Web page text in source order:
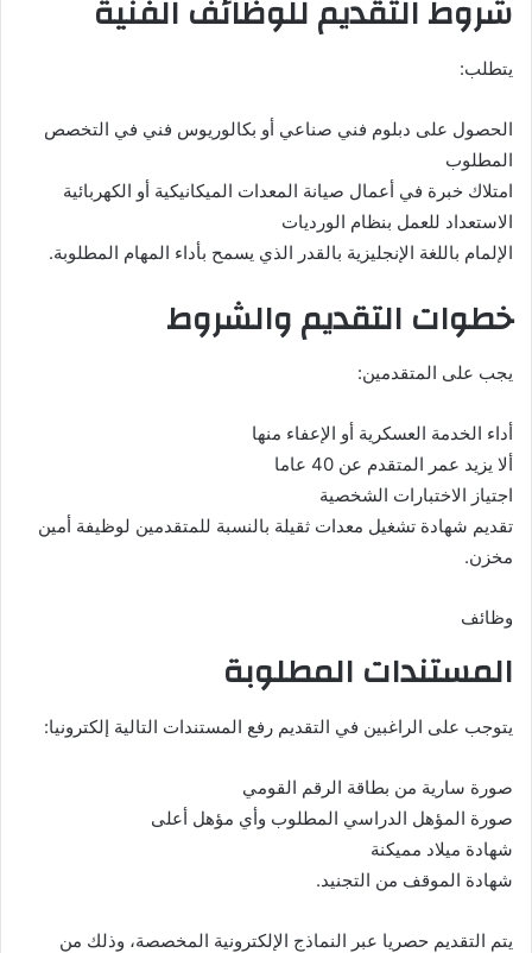
شروط التقديم للوظائف الفنية
يتطلب:
الحصول على دبلوم فني صناعي أو بكالوريوس فني في التخصص
المطلوب
امتلاك خبرة في أعمال صيانة المعدات الميكانيكية أو الكهربائية
الاستعداد للعمل بنظام الورديات
الإلمام باللغة الإنجليزية بالقدر الذي يسمح بأداء المهام المطلوبة.
خطوات التقديم والشروط
يجب على المتقدمين:
أداء الخدمة العسكرية أو الإعفاء منها
ألا يزيد عمر المتقدم عن 40 عاما
اجتياز الاختبارات الشخصية
تقديم شهادة تشغيل معدات ثقيلة بالنسبة للمتقدمين لوظيفة أمين
مخزن.
وظائف
المستندات المطلوبة
يتوجب على الراغبين في التقديم رفع المستندات التالية إلكترونيا:
صورة سارية من بطاقة الرقم القومي
صورة المؤهل الدراسي المطلوب وأي مؤهل أعلى
شهادة ميلاد مميكنة
شهادة الموقف من التجنيد.
يتم التقديم حصريا عبر النماذج الإلكترونية المخصصة، وذلك من